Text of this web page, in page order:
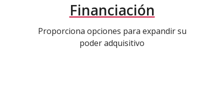
Financiación
Proporciona opciones para expandir su
poder adquisitivo